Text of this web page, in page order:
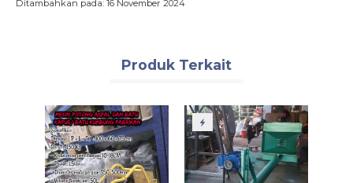
Ditambahkan pada: 16 November 2024
Produk Terkait